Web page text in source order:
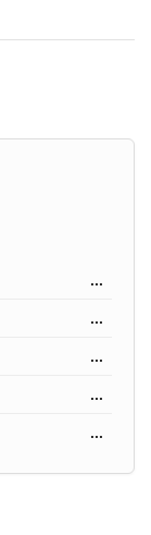
...
...
...
...
...